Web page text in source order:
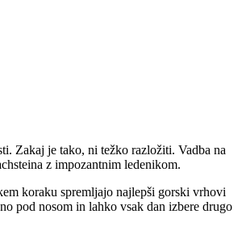
Zakaj je tako, ni težko razložiti. Vadba na
z impozantnim ledenikom.
koraku spremljajo najlepši gorski vrhovi
pod nosom in lahko vsak dan izbere drugo